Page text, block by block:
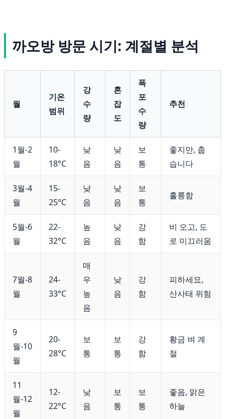
까오방 방문 시기: 계절별 분석
월
기온
범위
강
수
량
혼
잡
도
폭
포
수
량
추천
1월-2
월
10-
18°C
낮
음
낮
음
보
통
좋지만, 춥
습니다
3월-4
월
15-
25°C
낮
음
낮
음
보
통
훌륭함
5월-6
월
22-
32°C
높
음
낮
음
강
함
비 오고, 도
로 미끄러움
7월-8
월
24-
33°C
매
우
높
음
낮
음
강
함
피하세요,
산사태 위험
9
월-10
월
20-
28°C
보
통
보
통
강
함
황금 벼 계
절
11
월-12
월
12-
22°C
낮
음
보
통
보
통
좋음, 맑은
하늘